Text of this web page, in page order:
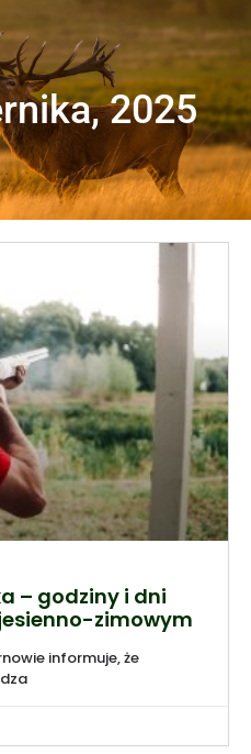
2025
– godziny i dni
zimowym
informuje, że